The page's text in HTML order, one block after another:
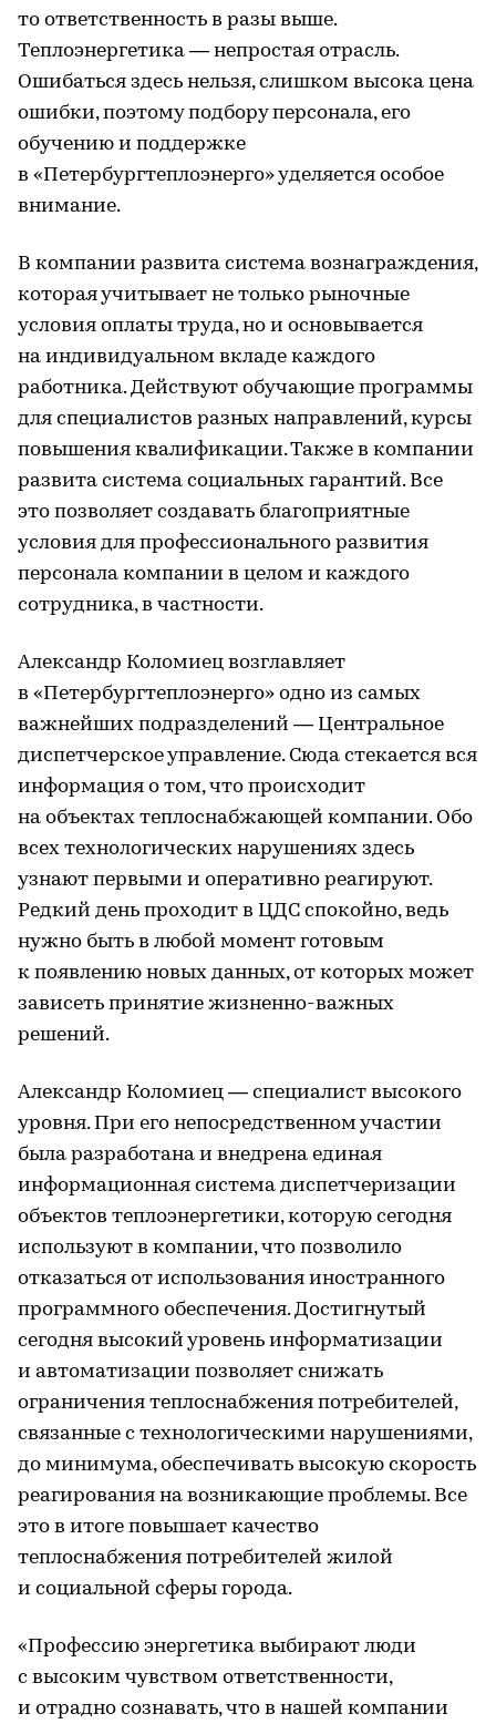
то ответственность в разы выше.
Теплоэнергетика — непростая отрасль.
Ошибаться здесь нельзя, слишком высока цена
ошибки, поэтому подбору персонала, его
обучению и поддержке
в «Петербургтеплоэнерго» уделяется особое
внимание.
В компании развита система вознаграждения,
которая учитывает не только рыночные
условия оплаты труда, но и основывается
на индивидуальном вкладе каждого
работника. Действуют обучающие программы
для специалистов разных направлений, курсы
повышения квалификации. Также в компании
развита система социальных гарантий. Все
это позволяет создавать благоприятные
условия для профессионального развития
персонала компании в целом и каждого
сотрудника, в частности.
Александр Коломиец возглавляет
в «Петербургтеплоэнерго» одно из самых
важнейших подразделений — Центральное
диспетчерское управление. Сюда стекается вся
информация о том, что происходит
на объектах теплоснабжающей компании. Обо
всех технологических нарушениях здесь
узнают первыми и оперативно реагируют.
Редкий день проходит в ЦДС спокойно, ведь
нужно быть в любой момент готовым
к появлению новых данных, от которых может
зависеть принятие жизненно-важных
решений.
Александр Коломиец — специалист высокого
уровня. При его непосредственном участии
была разработана и внедрена единая
информационная система диспетчеризации
объектов теплоэнергетики, которую сегодня
используют в компании, что позволило
отказаться от использования иностранного
программного обеспечения. Достигнутый
сегодня высокий уровень информатизации
и автоматизации позволяет снижать
ограничения теплоснабжения потребителей,
связанные с технологическими нарушениями,
до минимума, обеспечивать высокую скорость
реагирования на возникающие проблемы. Все
это в итоге повышает качество
теплоснабжения потребителей жилой
и социальной сферы города.
«Профессию энергетика выбирают люди
с высоким чувством ответственности,
и отрадно сознавать, что в нашей компании